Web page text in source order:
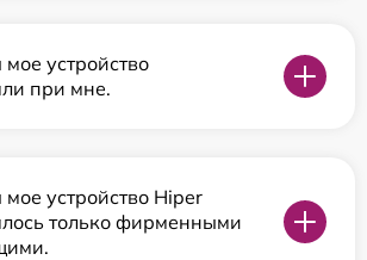
устройство
при мне.
мое устройство Hiper
только фирменными